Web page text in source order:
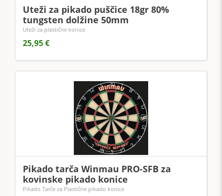
Uteži za pikado puščice 18gr 80%
tungsten dolžine 50mm
Uteži za plastične konice
25,95 €
Pikado tarča Winmau PRO-SFB za
kovinske pikado konice
Pikado Tarče za Plastične pikado konice